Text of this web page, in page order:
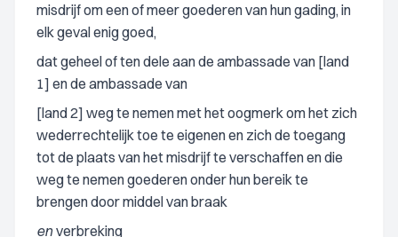
misdrijf om een of meer goederen van hun gading, in
elk geval enig goed,
dat geheel of ten dele aan de ambassade van [land
1] en de ambassade van
[land 2] weg te nemen met het oogmerk om het zich
wederrechtelijk toe te eigenen en zich de toegang
tot de plaats van het misdrijf te verschaffen en die
weg te nemen goederen onder hun bereik te
brengen door middel van braak
en verbreking